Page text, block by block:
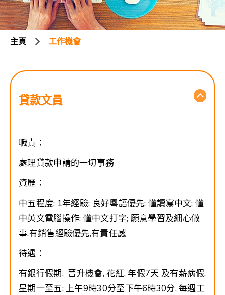
主頁 工作機會
貸款文員
職責：
處理貸款申請的一切事務
資歷：
中五程度; 1年經驗; 良好粵語優先; 懂讀寫中文; 懂
中英文電腦操作; 懂中文打字; 願意學習及細心做
事,有銷售經驗優先,有責任感
待遇：
有銀行假期, 晉升機會, 花紅, 年假7天 及有薪病假,
星期一至五: 上午9時30分至下午6時30分, 每週工